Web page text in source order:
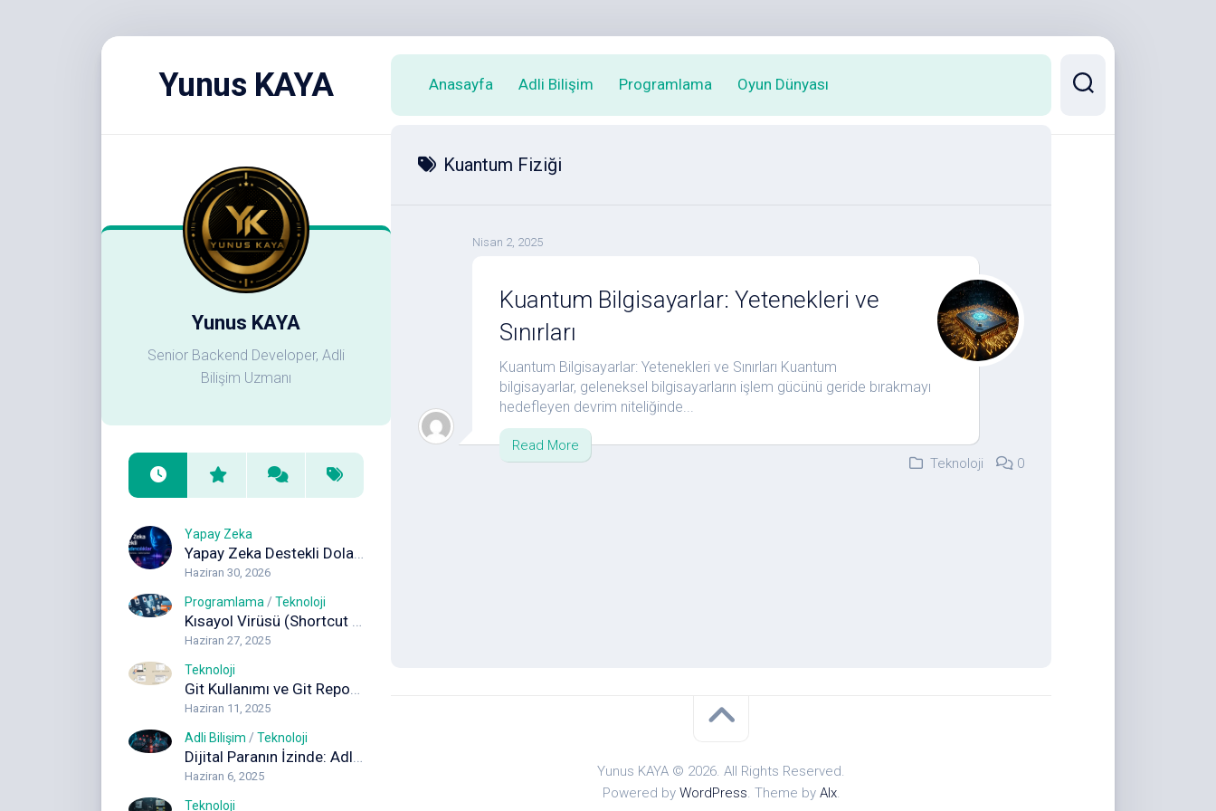
Yunus KAYA
Yunus KAYA
Senior Backend Developer, Adli
Bilişim Uzmanı
Yapay Zeka
Yapay Zeka Destekli Dolandırıcılıklar: Deepfake, Ses Klonlama ve Sahte İçeriklere Karşı Korunma Rehberi
Haziran 30, 2026
Programlama / Teknoloji
Kısayol Virüsü (Shortcut Virus) Nedir ve Nasıl Temizlenir? Kapsamlı Rehber
Haziran 27, 2025
Teknoloji
Git Kullanımı ve Git Reposuna Dosya Gönderimi (Adım Adım Rehber)
Haziran 11, 2025
Adli Bilişim / Teknoloji
Dijital Paranın İzinde: Adli Bilişimde Blockchain Analizi
Haziran 6, 2025
Teknoloji
Anasayfa Adli Bilişim Programlama Oyun Dünyası
Kuantum Fiziği
Nisan 2, 2025
Kuantum Bilgisayarlar: Yetenekleri ve
Sınırları
Kuantum Bilgisayarlar: Yetenekleri ve Sınırları Kuantum
bilgisayarlar, geleneksel bilgisayarların işlem gücünü geride bırakmayı
hedefleyen devrim niteliğinde...
Read More
Teknoloji
0
Yunus KAYA © 2026. All Rights Reserved.
Powered by WordPress. Theme by Alx.